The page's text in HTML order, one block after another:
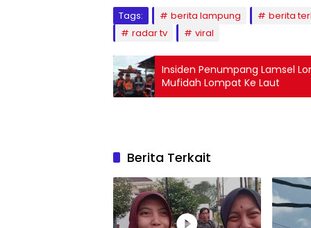
Tags: berita lampung berita
radar tv
viral
Insiden Penumpang Lamsel
Mufidah Lompat Ke Laut
Berita Terkait